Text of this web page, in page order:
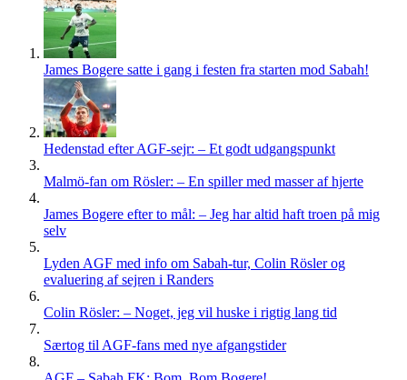
James Bogere satte i gang i festen fra starten mod Sabah!
Hedenstad efter AGF-sejr: – Et godt udgangspunkt
Malmö-fan om Rösler: – En spiller med masser af hjerte
James Bogere efter to mål: – Jeg har altid haft troen på mig
selv
Lyden AGF med info om Sabah-tur, Colin Rösler og
evaluering af sejren i Randers
Colin Rösler: – Noget, jeg vil huske i rigtig lang tid
Særtog til AGF-fans med nye afgangstider